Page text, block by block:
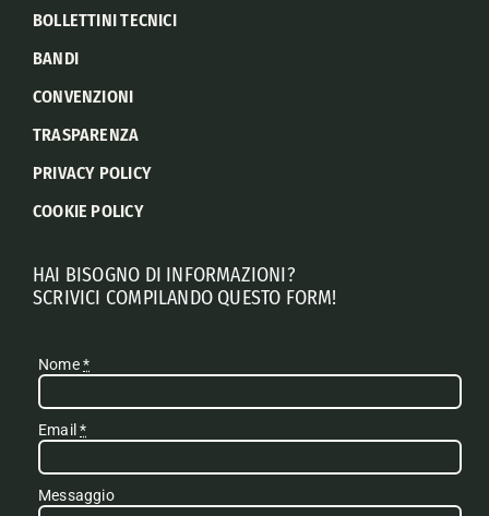
BOLLETTINI TECNICI
BANDI
CONVENZIONI
TRASPARENZA
PRIVACY POLICY
COOKIE POLICY
HAI BISOGNO DI INFORMAZIONI?
SCRIVICI COMPILANDO QUESTO FORM!
Nome*
Email*
Messaggio